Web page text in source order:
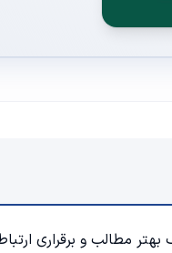
بهتر مطالب و برقراری